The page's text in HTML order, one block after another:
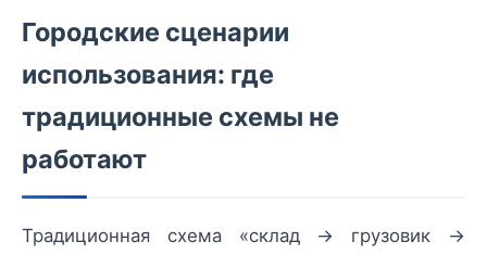
Городские сценарии
использования: где
традиционные схемы не
работают
Традиционная схема «склад → грузовик →